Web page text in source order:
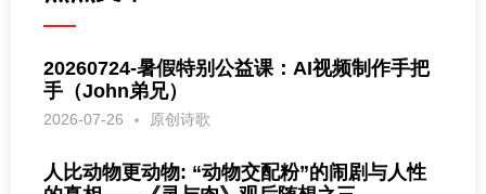
20260724-暑假特别公益课：AI视频制作手把
手（John弟兄）
2026-07-26 原创诗歌
人比动物更动物: “动物交配粉”的闹剧与人性